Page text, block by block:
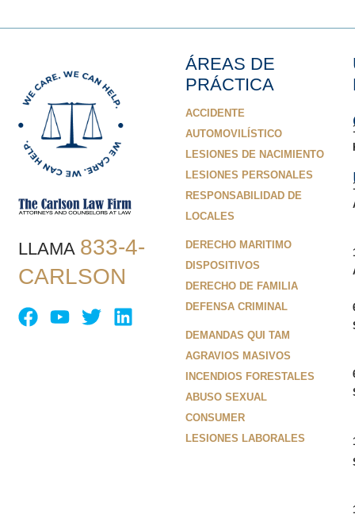
LLAMA 833-4-
CARLSON
ÁREAS DE
PRÁCTICA
ACCIDENTE
AUTOMOVILÍSTICO
LESIONES DE NACIMIENTO
LESIONES PERSONALES
RESPONSABILIDAD DE
LOCALES
DERECHO MARITIMO
DISPOSITIVOS
DERECHO DE FAMILIA
DEFENSA CRIMINAL
DEMANDAS QUI TAM
AGRAVIOS MASIVOS
INCENDIOS FORESTALES
ABUSO SEXUAL
CONSUMER
LESIONES LABORALES